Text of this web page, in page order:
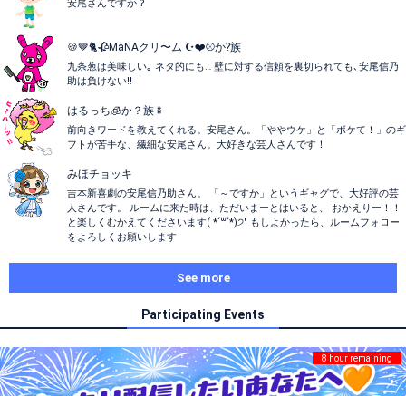
安尾さんですか？
🍪🤎🐈🥀MaNAクリ〜ム ☪️❤️⚾️か?族
九条葱は美味しい｡ ネタ的にも… 壁に対する信頼を裏切られても､安尾信乃
助は負けない!!
はるっち🧊か？族🍢
前向きワードを教えてくれる。安尾さん。「ややウケ」と「ボケて！」のギ
フトが苦手な、繊細な安尾さん。大好きな芸人さんです！
みほチョッキ
吉本新喜劇の安尾信乃助さん。 「～ですか」というギャグで、大好評の芸
人さんです。 ルームに来た時は、ただいまーとはいると、 おかえりー！！
と楽しくむかえてくださいます( *´꒳`*)੭" もしよかったら、ルームフォロー
をよろしくお願いします
See more
Participating Events
8 hour remaining